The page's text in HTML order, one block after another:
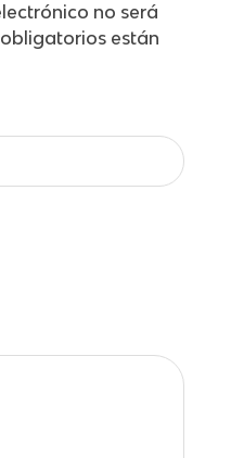
no será
están